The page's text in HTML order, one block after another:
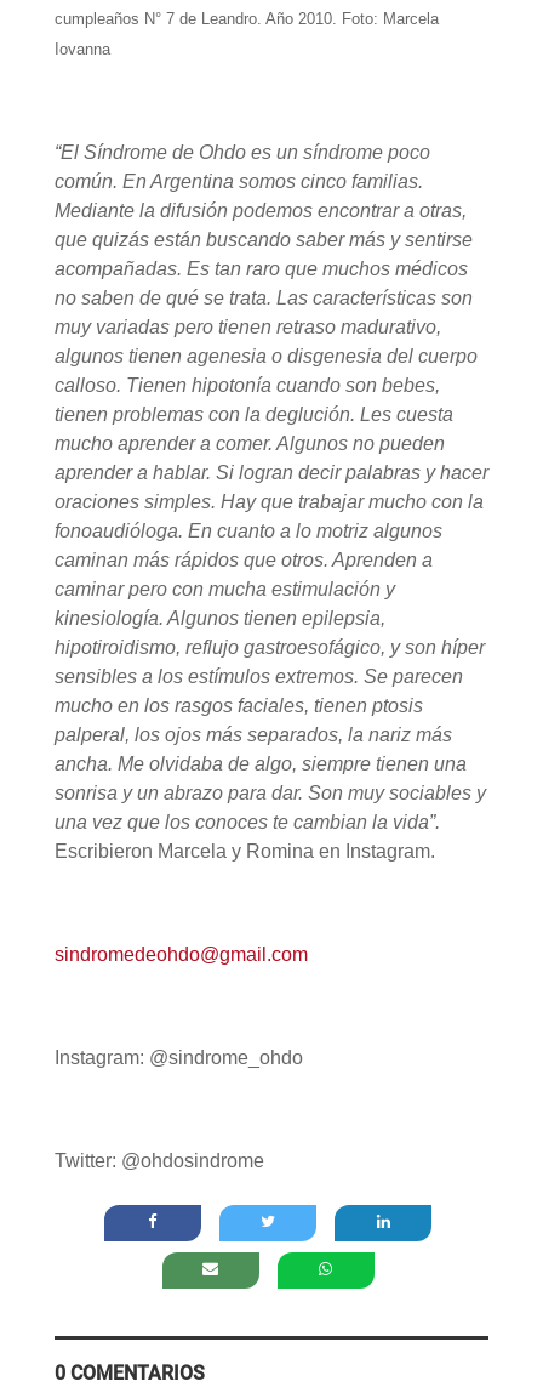
cumpleaños N° 7 de Leandro. Año 2010. Foto: Marcela
Iovanna
“El Síndrome de Ohdo es un síndrome poco
común. En Argentina somos cinco familias.
Mediante la difusión podemos encontrar a otras,
que quizás están buscando saber más y sentirse
acompañadas. Es tan raro que muchos médicos
no saben de qué se trata. Las características son
muy variadas pero tienen retraso madurativo,
algunos tienen agenesia o disgenesia del cuerpo
calloso. Tienen hipotonía cuando son bebes,
tienen problemas con la deglución. Les cuesta
mucho aprender a comer. Algunos no pueden
aprender a hablar. Si logran decir palabras y hacer
oraciones simples. Hay que trabajar mucho con la
fonoaudióloga. En cuanto a lo motriz algunos
caminan más rápidos que otros. Aprenden a
caminar pero con mucha estimulación y
kinesiología. Algunos tienen epilepsia,
hipotiroidismo, reflujo gastroesofágico, y son híper
sensibles a los estímulos extremos. Se parecen
mucho en los rasgos faciales, tienen ptosis
palperal, los ojos más separados, la nariz más
ancha. Me olvidaba de algo, siempre tienen una
sonrisa y un abrazo para dar. Son muy sociables y
una vez que los conoces te cambian la vida”.
Escribieron Marcela y Romina en Instagram.
sindromedeohdo@gmail.com
Instagram: @sindrome_ohdo
Twitter: @ohdosindrome
0 COMENTARIOS